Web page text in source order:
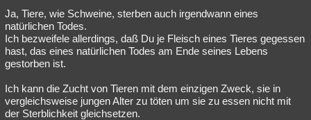
Ja, Tiere, wie Schweine, sterben auch irgendwann eines
natürlichen Todes.
Ich bezweifele allerdings, daß Du je Fleisch eines Tieres gegessen
hast, das eines natürlichen Todes am Ende seines Lebens
gestorben ist.
Ich kann die Zucht von Tieren mit dem einzigen Zweck, sie in
vergleichsweise jungen Alter zu töten um sie zu essen nicht mit
der Sterblichkeit gleichsetzen.